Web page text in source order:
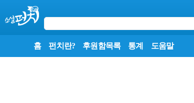
홈 펀치란? 후원함목록 통계 도움말